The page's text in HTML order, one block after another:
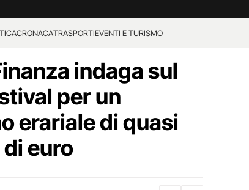
CRONACATRASPORTIEVENTI E TURISMO
indaga sul
per un
erariale di quasi
euro